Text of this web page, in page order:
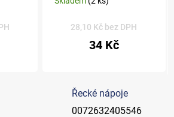
28,10 Kč bez DPH
34 Kč
Řecké nápoje
0072632405546